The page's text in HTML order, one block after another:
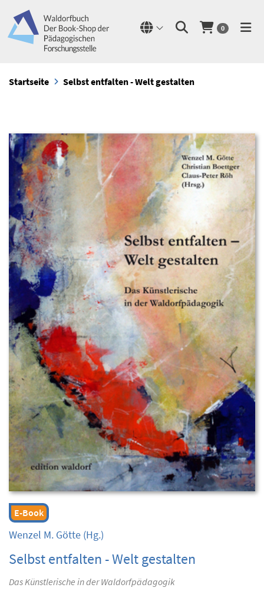
0
Startseite Selbst entfalten - Welt gestalten
E-Book
Wenzel M. Götte (Hg.)
Selbst entfalten - Welt gestalten
Das Künstlerische in der Waldorfpädagogik